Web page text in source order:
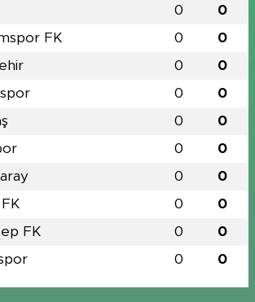
0 0
FK 0 0
0 0
0 0
0 0
0 0
0 0
0 0
FK 0 0
0 0